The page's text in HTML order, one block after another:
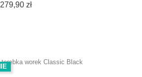
279,90 złCena